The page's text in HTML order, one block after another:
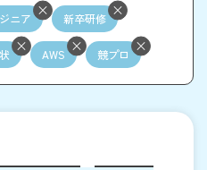
ニア 新卒研修
AWS 競プロ